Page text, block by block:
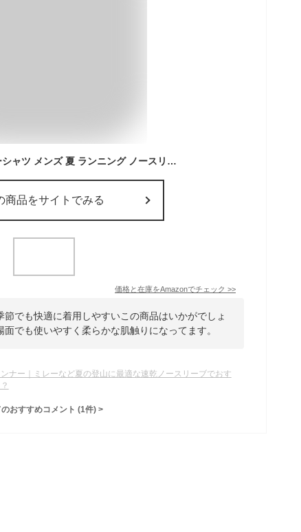
[KEFITEVD] インナーシャツ メンズ 夏 ランニング ノースリーブ 吸汗 インナー 綿 タンクトップ 柔らかい 肌着 軽量 下着 カーキM
商品をサイトでみる
価格と在庫をAmazonでチェック >>
でも快適に着用しやすいこの商品はいかがでしょ
でも使いやすく柔らかな肌触りになってます。
ナー｜ミレーなど夏の登山に最適な速乾ノースリーブでおす
おすすめコメント (1件) >